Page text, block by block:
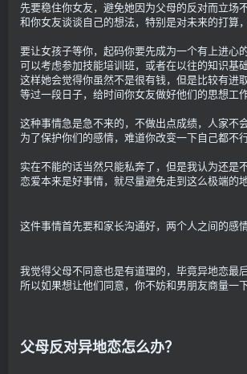
先要稳住你女友，避免她因为父母的反对而立场不
和你女友谈谈自己的想法，特别是对未来的打算
要让女孩子等你，起码你要先成为一个有上进心的
可以考虑参加技能培训班，或者在以往的知识基
这样她会觉得你虽然不是很有钱，但是比较有进
等过一段日子，给时间你女友做好他们的思想工
这种事情急是急不来的，不做出点成绩，人家不会
为了保护你们的感情，难道你改变一下自己都不
实在不能的话当然只能私奔了，但是我认为还是
恋爱本来是好事情，就尽量避免走到这么极端的地
这件事情首先要和家长沟通好，两个人之间的感
我觉得父母不同意也是有道理的，毕竟异地恋最
所以如果想让他们同意，你不妨和男朋友商量一
父母反对异地恋怎么办？